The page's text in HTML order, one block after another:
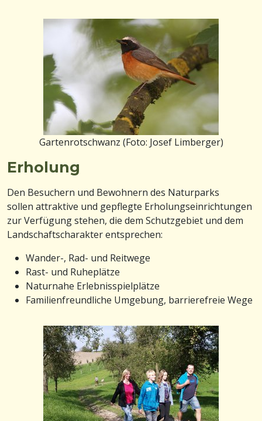
Gartenrotschwanz (Foto: Josef Limberger)
Erholung
Den Besuchern und Bewohnern des Naturparks
sollen attraktive und gepflegte Erholungseinrichtungen
zur Verfügung stehen, die dem Schutzgebiet und dem
Landschaftscharakter entsprechen:
Wander-, Rad- und Reitwege
Rast- und Ruheplätze
Naturnahe Erlebnisspielplätze
Familienfreundliche Umgebung, barrierefreie Wege